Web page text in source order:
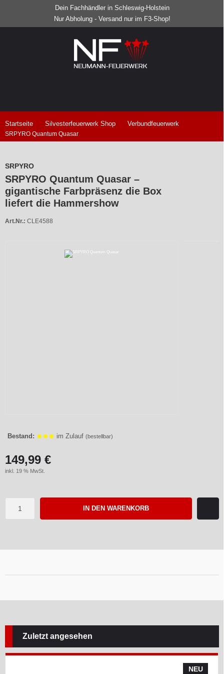
Dein Fachhändler in Schleswig-Holstein
Nur Abholung - Versand nur im F3-Shop!
Startseite Silvesterfeuerwerk Shop Verbundfeuerwerk
SRPYRO Quantum Quasar
SRPYRO
SRPYRO Quantum Quasar –
gigantische Farbpräsenz die Box
liefert die Hammershow
Art.Nr.: CLE4588
Bestand: im Zulauf (bestellbar)
149,99 €
inkl. 19 % MwSt.
IN DEN WARENKORB
Zuletzt angesehen
NEU